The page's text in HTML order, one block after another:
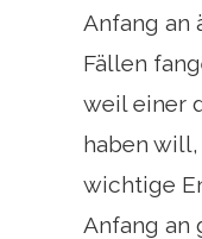
Anfang an
Fällen
weil einer
haben
wichtige
Anfang an